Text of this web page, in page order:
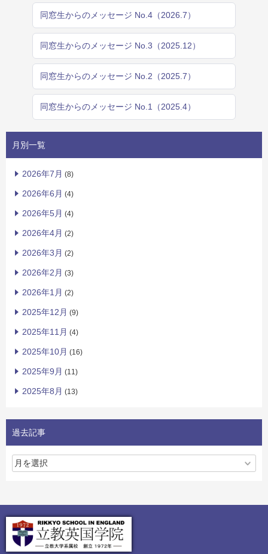
同窓生からのメッセージ No.4（2026.7）
同窓生からのメッセージ No.3（2025.12）
同窓生からのメッセージ No.2（2025.7）
同窓生からのメッセージ No.1（2025.4）
月別一覧
2026年7月 (8)
2026年6月 (4)
2026年5月 (4)
2026年4月 (2)
2026年3月 (2)
2026年2月 (3)
2026年1月 (2)
2025年12月 (9)
2025年11月 (4)
2025年10月 (16)
2025年9月 (11)
2025年8月 (13)
過去記事